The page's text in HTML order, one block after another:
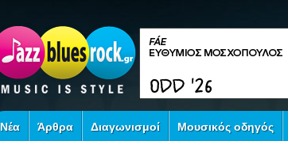
Νέα Άρθρα Διαγωνισμοί Μουσικός οδηγός